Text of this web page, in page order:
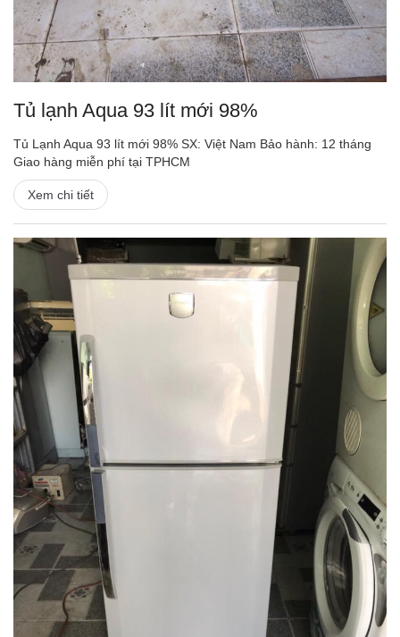
Tủ lạnh Aqua 93 lít mới 98%
Tủ Lạnh Aqua 93 lít mới 98% SX: Việt Nam Bảo hành: 12 tháng
Giao hàng miễn phí tại TPHCM
Xem chi tiết